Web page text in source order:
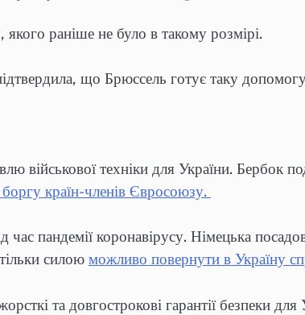
раніше не було в такому розмірі.
що Брюссель готує таку
військової техніки для України. Бербок
країн-членів Євросоюзу.
пандемії коронавірусу. Німецька
силою можливо повернути в Україну
та довгострокові гарантії безпеки